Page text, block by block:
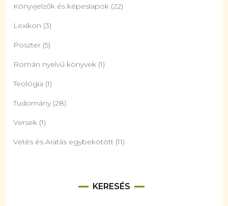
Könyvjelzők és képeslapok (22)
Lexikon (3)
Poszter (5)
Román nyelvű könyvek (1)
Teológia (1)
Tudomány (28)
Versek (1)
Vetés és Aratás egybekötött (11)
KERESÉS